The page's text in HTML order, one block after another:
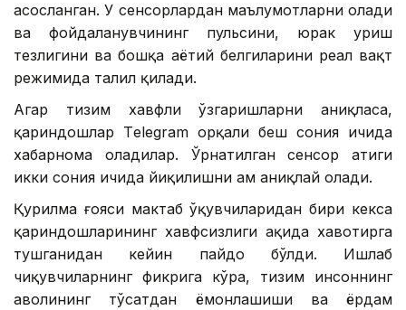
асосланган. У сенсорлардан маълумотларни олади
ва фойдаланувчининг пульсини, юрак уриш
тезлигини ва бошқа ҳаётий белгиларини реал вақт
режимида таҳлил қилади.
Агар тизим хавфли ўзгаришларни аниқласа,
қариндошлар Тelegram орқали беш сония ичида
хабарнома оладилар. Ўрнатилган сенсор атиги
икки сония ичида йиқилишни ҳам аниқлай олади.
Қурилма ғояси мактаб ўқувчиларидан бири кекса
қариндошларининг хавфсизлиги ҳақида хавотирга
тушганидан кейин пайдо бўлди. Ишлаб
чиқувчиларнинг фикрига кўра, тизим инсоннинг
аҳволининг тўсатдан ёмонлашиши ва ёрдам